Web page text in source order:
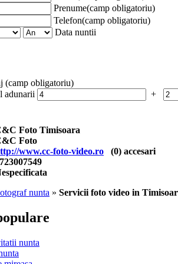
Prenume(camp obligatoriu)
Telefon(camp obligatoriu)
Data nuntii
(camp obligatoriu)
adunarii
+
Foto Timisoara
Foto
www.cc-foto-video.ro (0) accesari
nunta » Servicii foto video in
nunta